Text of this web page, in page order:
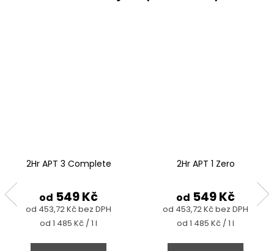
2Hr APT 3 Complete
od 453,72 Kč bez DPH
od 549 Kč
Měrná
od 1 485 Kč / 1 l
2Hr APT 1 Zero
od 453,72 Kč bez DPH
od 549 Kč
Měrná
od 1 485 Kč / 1 l